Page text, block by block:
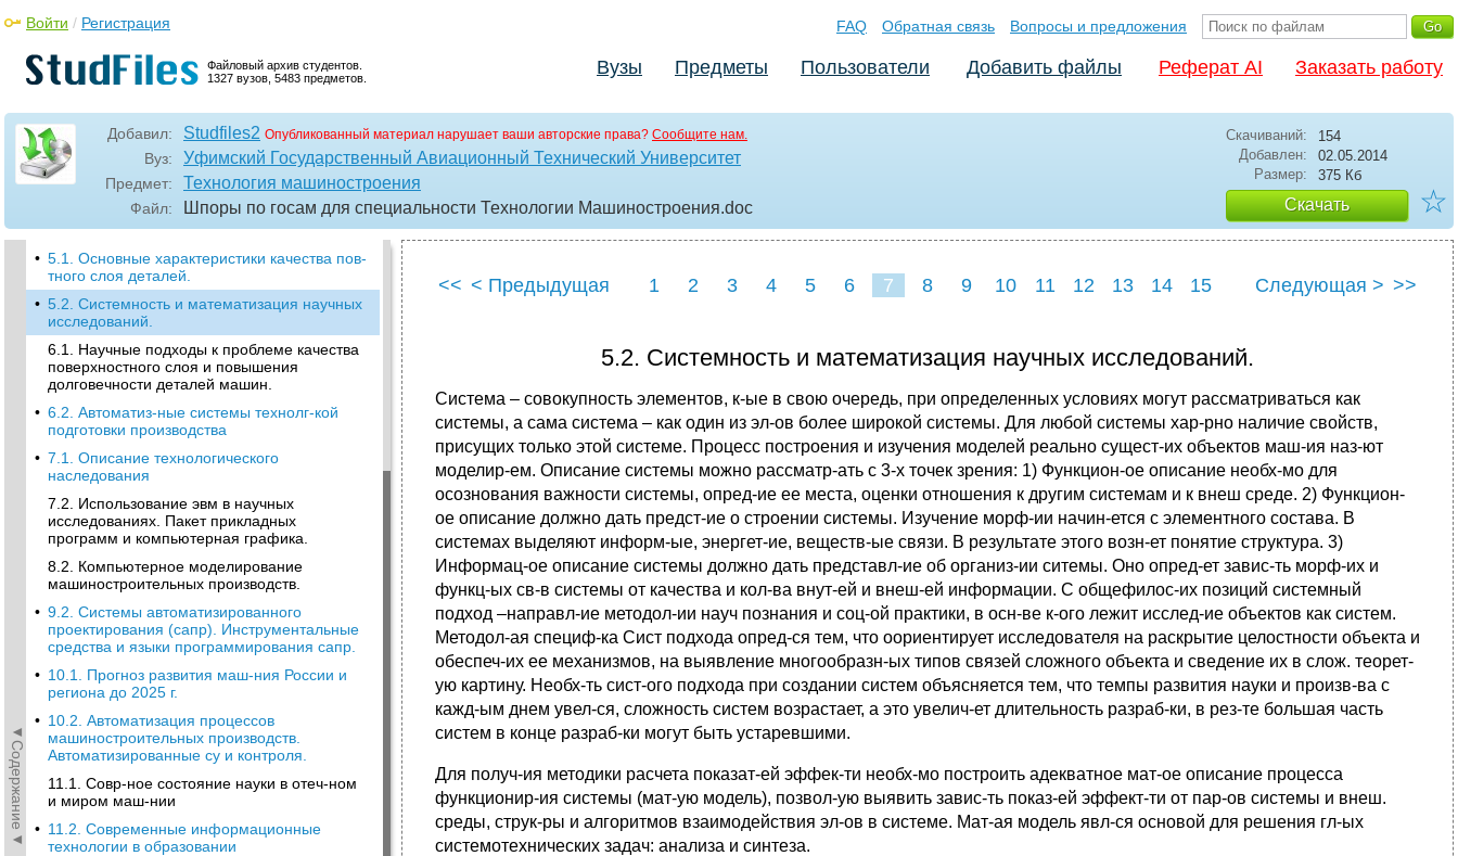
Файловый архив студентов.
1327 вузов, 5483 предметов.
Войти / Регистрация FAQ Обратная связь Вопросы и предложения
Вузы Предметы Пользователи Добавить файлы Реферат AI Заказать работу
Добавил: Studfiles2 Опубликованный материал нарушает ваши авторские права? Сообщите нам.
Вуз: Уфимский Государственный Авиационный Технический Университет
Предмет: Технология машиностроения
Файл: Шпоры по госам для специальности Технологии Машиностроения.doc
Скачиваний:
154
Добавлен:
02.05.2014
Размер:
375 Кб
Скачать ☆
◄Содержание◄
составляющая.
• 2.2 Характер развития науки. Организация
научного труда исследователей в области
маш-ых производств.
3.1. Служебное назначение изделий
машиностроения. Технический уровень и
показатели качества машин
• 4.1. Качество деталей машин. Понятие
точности деталей и машин. Понятие
точности деталей и машин. Показатели
точности.
• 5.1. Основные характеристики качества пов-
тного слоя деталей.
• 5.2. Системность и математизация научных
исследований.
6.1. Научные подходы к проблеме качества
поверхностного слоя и повышения
долговечности деталей машин.
• 6.2. Автоматиз-ные системы технолг-кой
подготовки производства
• 7.1. Описание технологического
наследования
7.2. Использование эвм в научных
исследованиях. Пакет прикладных
программ и компьютерная графика.
8.2. Компьютерное моделирование
машиностроительных производств.
• 9.2. Системы автоматизированного
проектирования (сапр). Инструментальные
средства и языки программирования сапр.
• 10.1. Прогноз развития маш-ния России и
региона до 2025 г.
• 10.2. Автоматизация процессов
машиностроительных производств.
Автоматизированные су и контроля.
11.1. Совр-ное состояние науки в отеч-ном
и миром маш-нии
• 11.2. Современные информационные
технологии в образовании
<< < Предыдущая 1 2 3 4 5 6 7 8 9 10 11 12 13 14
15
Следующая > >>
5.2. Системность и математизация научных исследований.
Система – совокупность элементов, к-ые в свою очередь, при определенных условиях могут рассматриваться как
системы, а сама система – как один из эл-ов более широкой системы. Для любой системы хар-рно наличие свойств,
присущих только этой системе. Процесс построения и изучения моделей реально сущест-их объектов маш-ия наз-ют
моделир-ем. Описание системы можно рассматр-ать с 3-х точек зрения: 1) Функцион-ое описание необх-мо для
осознования важности системы, опред-ие ее места, оценки отношения к другим системам и к внеш среде. 2) Функцион-
ое описание должно дать предст-ие о строении системы. Изучение морф-ии начин-ется с элементного состава. В
системах выделяют информ-ые, энергет-ие, веществ-ые связи. В результате этого возн-ет понятие структура. 3)
Информац-ое описание системы должно дать представл-ие об организ-ии ситемы. Оно опред-ет завис-ть морф-их и
функц-ых св-в системы от качества и кол-ва внут-ей и внеш-ей информации. С общефилос-их позиций системный
подход –направл-ие методол-ии науч познания и соц-ой практики, в осн-ве к-ого лежит исслед-ие объектов как систем.
Методол-ая специф-ка Сист подхода опред-ся тем, что оориентирует исследователя на раскрытие целостности объекта и
обеспеч-их ее механизмов, на выявление многообразн-ых типов связей сложного объекта и сведение их в слож. теорет-
ую картину. Необх-ть сист-ого подхода при создании систем объясняется тем, что темпы развития науки и произв-ва с
кажд-ым днем увел-ся, сложность систем возрастает, а это увелич-ет длительность разраб-ки, в рез-те большая часть
систем в конце разраб-ки могут быть устаревшими.
Для получ-ия методики расчета показат-ей эффек-ти необх-мо построить адекватное мат-ое описание процесса
функционир-ия системы (мат-ую модель), позвол-ую выявить завис-ть показ-ей эффект-ти от пар-ов системы и внеш.
среды, струк-ры и алгоритмов взаимодействия эл-ов в системе. Мат-ая модель явл-ся основой для решения гл-ых
системотехнических задач: анализа и синтеза.